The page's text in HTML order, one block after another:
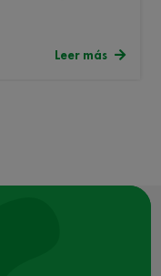
Leer más